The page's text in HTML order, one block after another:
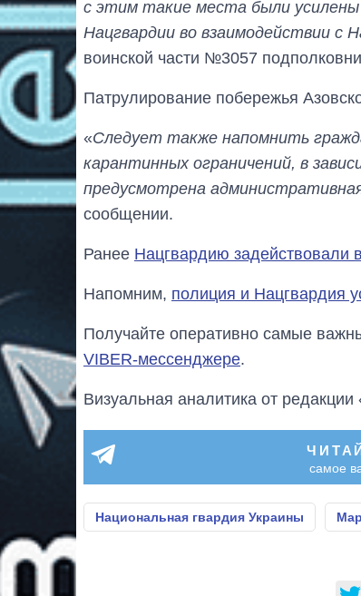
с этим такие места были
Нацгвардии во взаимодействии с
воинской части №3057
Патрулирование побережья
«Следует также напомнить
карантинных ограничений, в
предусмотрена
сообщении.
Ранее Нацгвардию задействовали
Напомним, полиция и Нацгвардия
Получайте оперативно самые
VIBER-мессенджере.
Визуальная аналитика от
самое
Национальная гвардия Украины